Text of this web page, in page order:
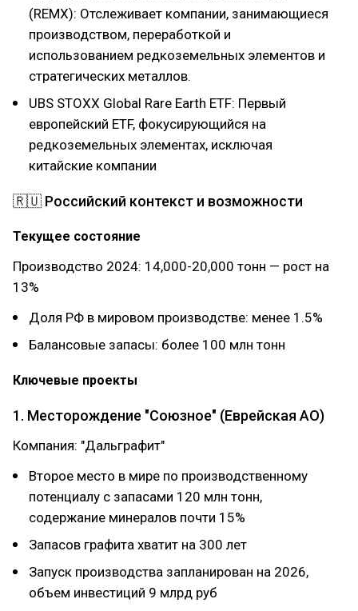
(REMX): Отслеживает компании, занимающиеся
производством, переработкой и
использованием редкоземельных элементов и
стратегических металлов.
UBS STOXX Global Rare Earth ETF: Первый
европейский ETF, фокусирующийся на
редкоземельных элементах, исключая
китайские компании
🇷🇺 Российский контекст и возможности
Текущее состояние
Производство 2024: 14,000-20,000 тонн — рост на
13%
Доля РФ в мировом производстве: менее 1.5%
Балансовые запасы: более 100 млн тонн
Ключевые проекты
1. Месторождение "Союзное" (Еврейская АО)
Компания: "Дальграфит"
Второе место в мире по производственному
потенциалу с запасами 120 млн тонн,
содержание минералов почти 15%
Запасов графита хватит на 300 лет
Запуск производства запланирован на 2026,
объем инвестиций 9 млрд руб